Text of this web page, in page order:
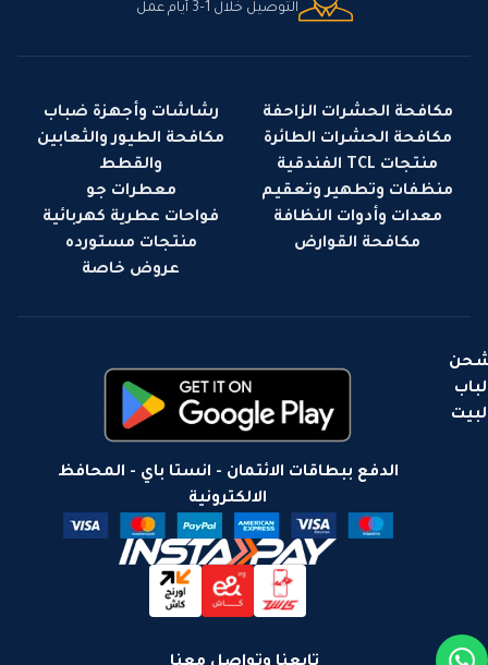
التوصيل خلال 1–3 أيام عمل
مكافحة الحشرات الزاحفة
مكافحة الحشرات الطائرة
منتجات TCL الفندقية
منظفات وتطهير وتعقيم
معدات وأدوات النظافة
مكافحة القوارض
رشاشات وأجهزة ضباب
مكافحة الطيور والثعابين
والقطط
معطرات جو
فواحات عطرية كهربائية
منتجات مستورده
عروض خاصة
لباب
الدفع ببطاقات الائتمان - انستا باي - المحافظ
الالكترونية